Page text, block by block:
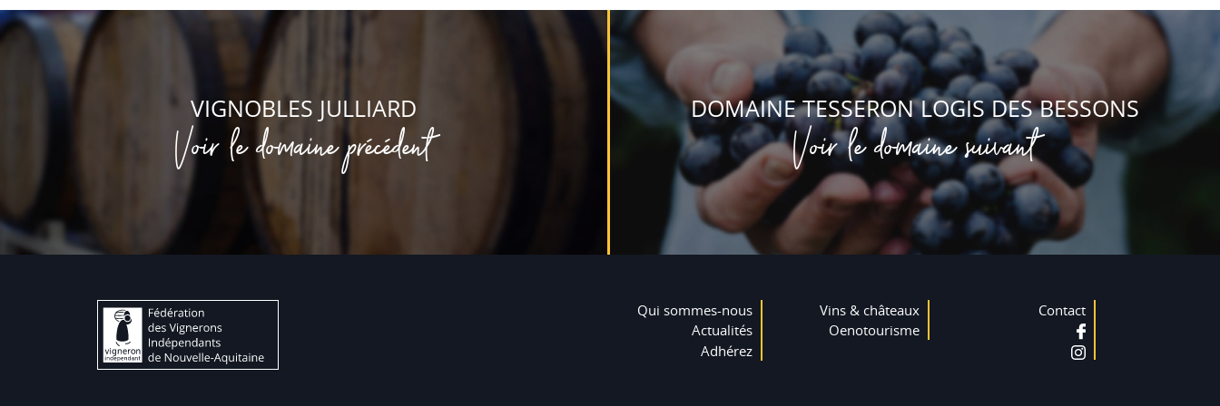
VIGNOBLES JULLIARD
Voir le domaine précédent
DOMAINE TESSERON LOGIS DES BESSONS
Voir le domaine suivant
Qui sommes-nous
Actualités
Adhérez
Vins & châteaux
Oenotourisme
Contact